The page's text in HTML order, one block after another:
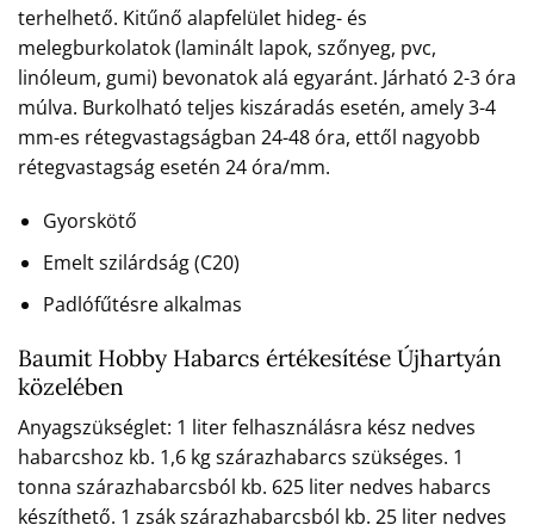
terhelhető. Kitűnő alapfelület hideg- és
melegburkolatok (laminált lapok, szőnyeg, pvc,
linóleum, gumi) bevonatok alá egyaránt. Járható 2-3 óra
múlva. Burkolható teljes kiszáradás esetén, amely 3-4
mm-es rétegvastagságban 24-48 óra, ettől nagyobb
rétegvastagság esetén 24 óra/mm.
Gyorskötő
Emelt szilárdság (C20)
Padlófűtésre alkalmas
Baumit Hobby Habarcs értékesítése Újhartyán
közelében
Anyagszükséglet: 1 liter felhasználásra kész nedves
habarcshoz kb. 1,6 kg szárazhabarcs szükséges. 1
tonna szárazhabarcsból kb. 625 liter nedves habarcs
készíthető. 1 zsák szárazhabarcsból kb. 25 liter nedves